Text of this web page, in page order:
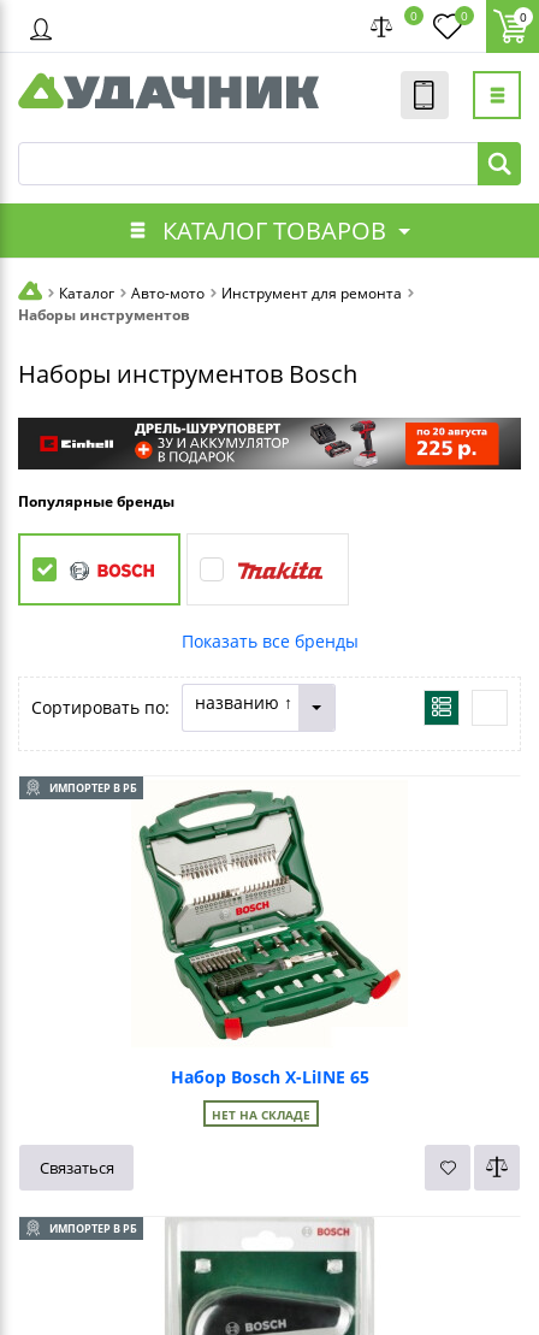
0 0 0
КАТАЛОГ ТОВАРОВ
Каталог Авто-мото
Инструмент для ремонта
Наборы инструментов
Наборы инструментов Bosch
Популярные бренды
Сортировать по: названию ↑
ИМПОРТЕР В РБ
Набор Bosch X-LiINE 65
НЕТ НА СКЛАДЕ
Связаться
ИМПОРТЕР В РБ